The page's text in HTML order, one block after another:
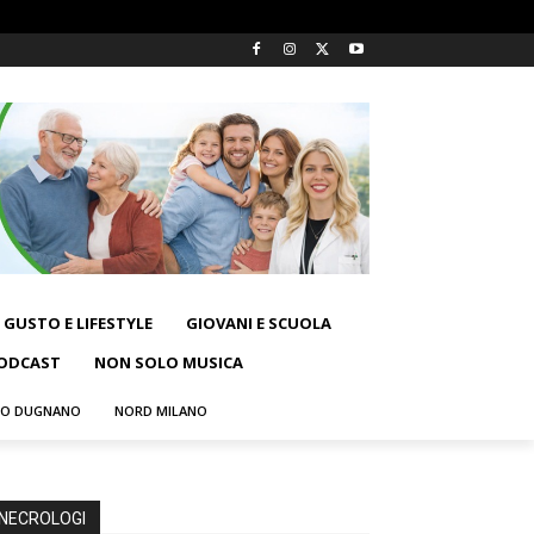
GUSTO E LIFESTYLE
GIOVANI E SCUOLA
NON SOLO MUSICA
DUGNANO NORD MILANO
NECROLOGI